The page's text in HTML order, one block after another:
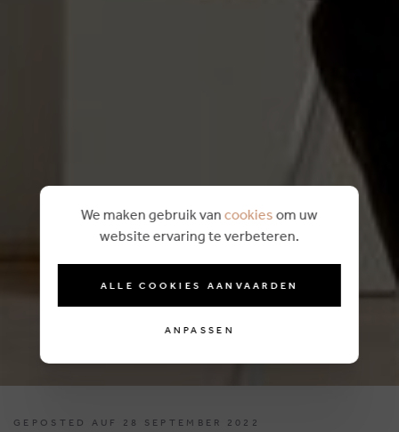
GEPOSTED AUF 28 SEPTEMBER 2022
We maken gebruik van cookies om uw
website ervaring te verbeteren.
ALLE COOKIES AANVAARDEN
ANPASSEN